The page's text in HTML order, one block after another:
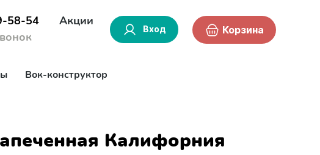
58-54
Акции
Вход Корзина
Вок-конструктор
Калифорния